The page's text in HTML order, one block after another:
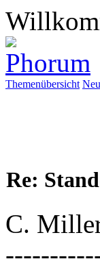
Themenübersicht
Re:
C.